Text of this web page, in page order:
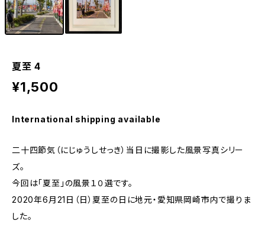
夏至 4
¥1,500
International shipping available
二十四節気（にじゅうしせっき）当日に撮影した風景写真シリー
ズ。
今回は「夏至」の風景１０選です。
2020年6月21日（日）夏至の日に地元・愛知県岡崎市内で撮りま
した。